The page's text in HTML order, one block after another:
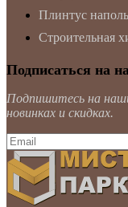
Плинтус
Строительная
Подписаться на
Подпишитесь на
новинках и скидках.